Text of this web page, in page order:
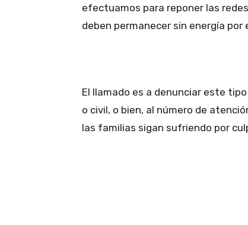
efectuamos para reponer las
deben permanecer sin energía
El llamado es a denunciar este
o civil, o bien, al número de
las familias sigan sufriendo por